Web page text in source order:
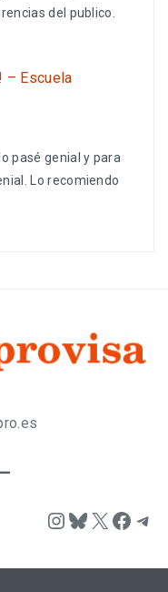
del publico.
– Escuela
pasé genial y para
Lo recomiendo
Instagram
Bluesky
X